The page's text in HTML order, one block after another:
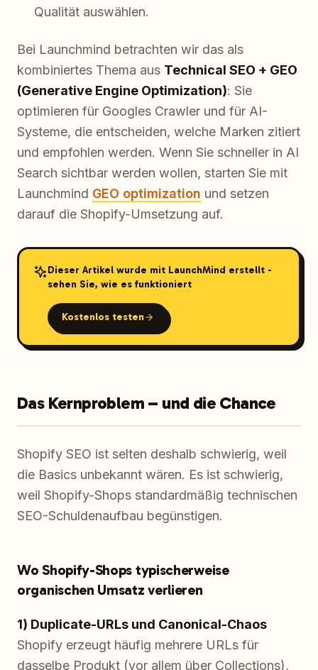
Qualität auswählen.
Bei Launchmind betrachten wir das als
kombiniertes Thema aus Technical SEO + GEO
(Generative Engine Optimization): Sie
optimieren für Googles Crawler und für AI-
Systeme, die entscheiden, welche Marken zitiert
und empfohlen werden. Wenn Sie schneller in AI
Search sichtbar werden wollen, starten Sie mit
Launchmind GEO optimization und setzen
darauf die Shopify-Umsetzung auf.
Dieser Artikel wurde mit LaunchMind erstellt -
sehen Sie, wie es funktioniert
Kostenlos testen
Das Kernproblem – und die Chance
Shopify SEO ist selten deshalb schwierig, weil
die Basics unbekannt wären. Es ist schwierig,
weil Shopify-Shops standardmäßig technischen
SEO-Schuldenaufbau begünstigen.
Wo Shopify-Shops typischerweise
organischen Umsatz verlieren
1) Duplicate-URLs und Canonical-Chaos
Shopify erzeugt häufig mehrere URLs für
dasselbe Produkt (vor allem über Collections),